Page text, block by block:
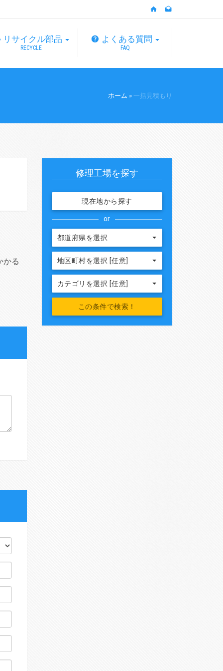
リサイクル部品
RECYCLE
よくある質問
FAQ
ホーム » 一括見積もり
かる
修理工場を探す
現在地から探す
or
都道府県を選択
地区町村を選択 [任意]
カテゴリを選択 [任意]